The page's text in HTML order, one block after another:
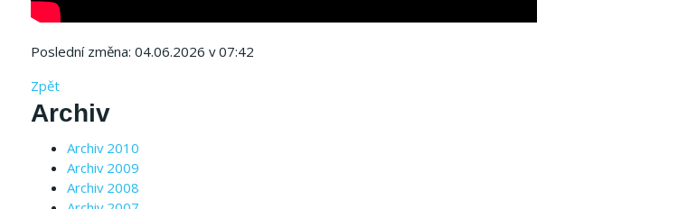
Poslední změna: 04.06.2026 v 07:42
Zpět
Archiv
Archiv 2010
Archiv 2009
Archiv 2008